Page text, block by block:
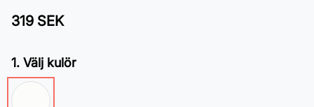
319 SEK
1. Välj kulör